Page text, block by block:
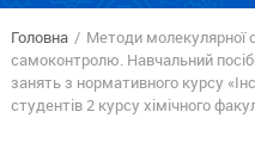
Ви є тут
Головна / Методи молекулярної
самоконтролю. Навчальний
занять з нормативного курсу
студентів 2 курсу хімічного